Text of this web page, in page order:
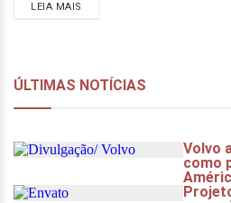
LEIA MAIS